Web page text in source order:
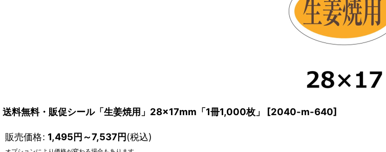
送料無料・販促シール「生姜焼用」28×17mm「1冊1,000枚」 [2040-m-640]
販売価格: 1,495円～7,537円(税込)